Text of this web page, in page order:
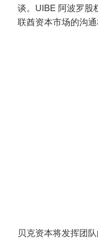
谈。UIBE 阿波罗股
联酋资本市场的沟通
贝克资本将发挥团